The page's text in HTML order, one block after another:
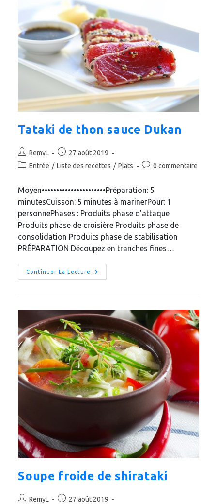
PL
–
Escalier
Dès
Le
Mardi)
Tataki de thon sauce Dukan
Auteur/autrice
de
RemyL
Publication
publiée :
27 août 2019
PostEntrée / Liste des recettes / Plats
Commentaires
publication :
0 commentaire
Moyen••••••••••••••••••••••Préparation: 5
minutesCuisson: 5 minutes à marinerPour: 1
personnePhases : Produits phase d'attaque
Produits phase de croisière Produits phase de
consolidation Produits phase de stabilisation
PRÉPARATION Découpez en tranches fines…
Continuer La Lecture
Tataki
De
Soupe froide de shirataki
Auteur/autrice
RemyL
Publication
27 août 2019